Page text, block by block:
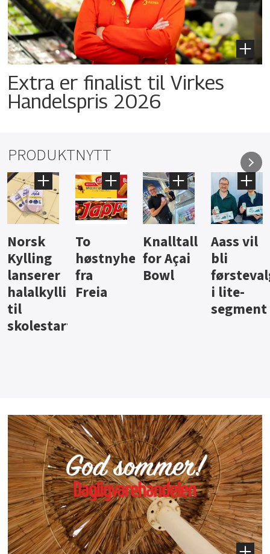
Extra er finalist til Virkes
Handelspris 2026
PRODUKTNYTT
Knalltall
for Açai
Bowl
Aass vil
bli
førstevalg
i lite-
Brus og
jus fra
Berentsen
Hard
iste fra
Hansa